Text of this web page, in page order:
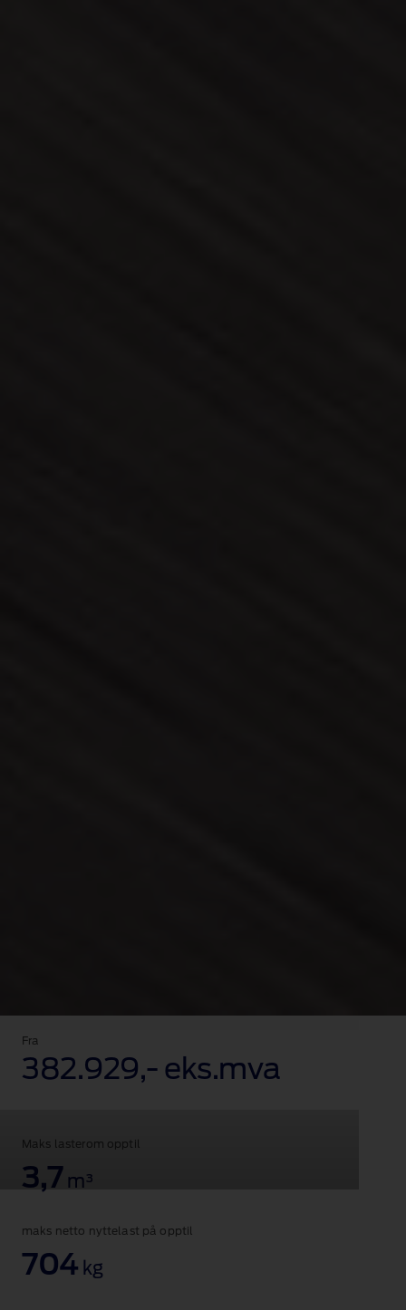
Transit
Connect
driving
showing
exterior
surrounds
automatic
Ford Transit Connect
Fra
382.929,‑ eks.mva
Maks lasterom opptil
3,7 m³
maks netto nyttelast på opptil
704 kg